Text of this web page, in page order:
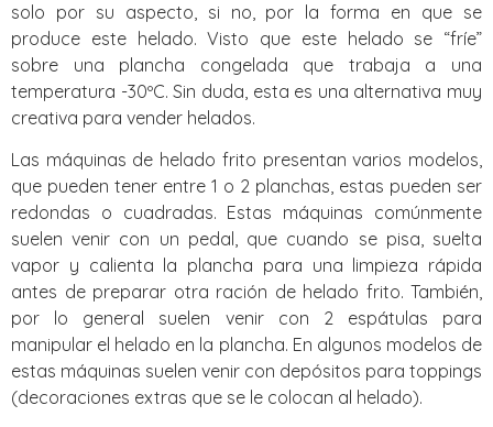
solo por su aspecto, si no, por la forma en que se
produce este helado. Visto que este helado se “fríe”
sobre una plancha congelada que trabaja a una
temperatura -30ºC. Sin duda, esta es una alternativa muy
creativa para vender helados.
Las máquinas de helado frito presentan varios modelos,
que pueden tener entre 1 o 2 planchas, estas pueden ser
redondas o cuadradas. Estas máquinas comúnmente
suelen venir con un pedal, que cuando se pisa, suelta
vapor y calienta la plancha para una limpieza rápida
antes de preparar otra ración de helado frito. También,
por lo general suelen venir con 2 espátulas para
manipular el helado en la plancha. En algunos modelos de
estas máquinas suelen venir con depósitos para toppings
(decoraciones extras que se le colocan al helado).